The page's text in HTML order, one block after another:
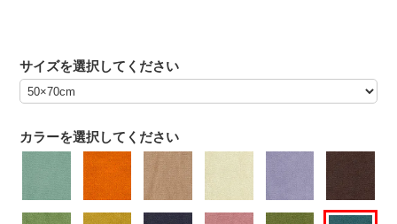
カラーを選択してください
サイズを選択してください